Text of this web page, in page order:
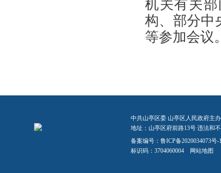
机关有关
构、部分中
等参加会议
中共山亭区委 山亭区人民政府主
地址：山亭区府前路13号 违法和
备案编号： 鲁ICP备2020034073号-
标识码：3704060004 网站地图